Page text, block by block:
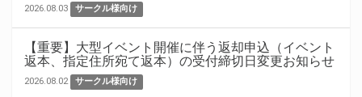
2026.08.03 サークル様向け
【重要】大型イベント開催に伴う返却申込（イベント
返本、指定住所宛て返本）の受付締切日変更お知らせ
2026.08.02 サークル様向け